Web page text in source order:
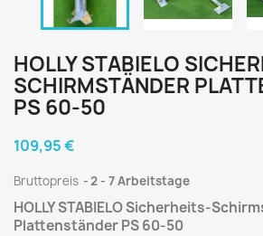
HOLLY STABIELO
SCHIRMSTÄNDER
PS 60-50
109,95 €
Bruttopreis 2 - 7 Arbeitstage
HOLLY STABIELO Sicherheits-
Plattenständer PS 60-50